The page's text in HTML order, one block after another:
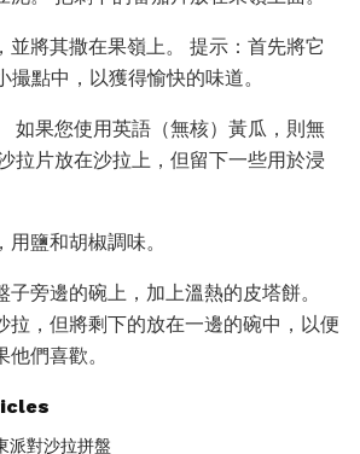
並將其撒在果嶺上。 提示：首先將它
點中，以獲得愉快的味道。
如果您使用英語（無核）黃瓜，則無
拉片放在沙拉上，但留下一些用於浸
鹽和胡椒調味。
旁邊的碗上，加上溫熱的皮塔餅。
拉，但將剩下的放在一邊的碗中，以便
們喜歡。
派對沙拉拼盤